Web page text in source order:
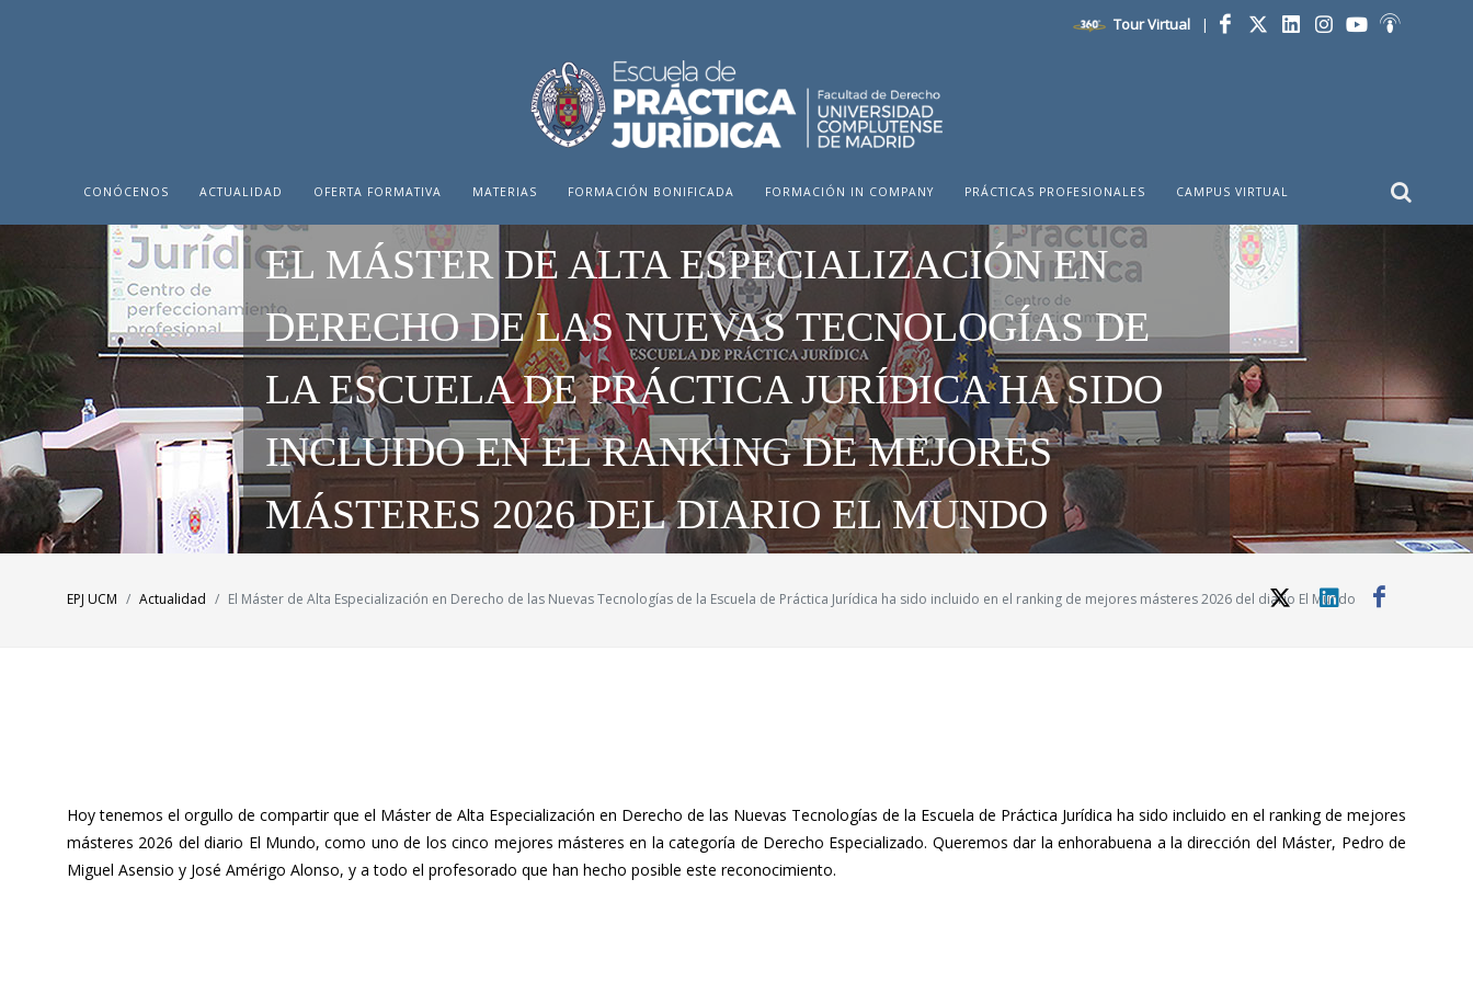
Tour Virtual |
CONÓCENOS ACTUALIDAD OFERTA FORMATIVA MATERIAS FORMACIÓN BONIFICADA FORMACIÓN IN COMPANY PRÁCTICAS PROFESIONALES CAMPUS VIRTUAL
EL MÁSTER DE ALTA ESPECIALIZACIÓN EN
DERECHO DE LAS NUEVAS TECNOLOGÍAS DE
LA ESCUELA DE PRÁCTICA JURÍDICA HA SIDO
INCLUIDO EN EL RANKING DE MEJORES
MÁSTERES 2026 DEL DIARIO EL MUNDO
EPJ UCM Actualidad El Máster de Alta Especialización en Derecho de las Nuevas Tecnologías de la Escuela de Práctica Jurídica ha sido incluido en el ranking de mejores másteres 2026 del diario El Mundo
Hoy tenemos el orgullo de compartir que el Máster de Alta Especialización en Derecho de las Nuevas Tecnologías de la Escuela de Práctica Jurídica ha sido incluido en el ranking de mejores
másteres 2026 del diario El Mundo, como uno de los cinco mejores másteres en la categoría de Derecho Especializado. Queremos dar la enhorabuena a la dirección del Máster, Pedro de
Miguel Asensio y José Amérigo Alonso, y a todo el profesorado que han hecho posible este reconocimiento.